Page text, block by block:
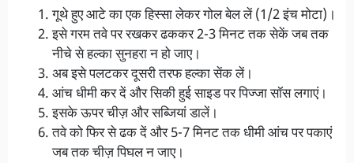
गूथे हुए आटे का एक हिस्सा लेकर गोल बेल लें (1/2 इंच मोटा)।
इसे गरम तवे पर रखकर ढककर 2-3 मिनट तक सेकें जब तक
नीचे से हल्का सुनहरा न हो जाए।
अब इसे पलटकर दूसरी तरफ हल्का सेंक लें।
आंच धीमी कर दें और सिकी हुई साइड पर पिज्जा सॉस लगाएं।
इसके ऊपर चीज़ और सब्जियां डालें।
तवे को फिर से ढक दें और 5-7 मिनट तक धीमी आंच पर पकाएं
जब तक चीज़ पिघल न जाए।